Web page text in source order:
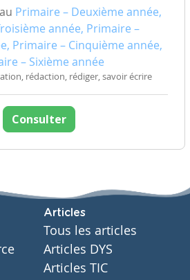
Primaire – Deuxième année,
année, Primaire –
Primaire – Cinquième année,
– Sixième année
rédaction, rédiger, savoir écrire
Consulter
Articles
Tous les articles
Articles DYS
Articles TIC